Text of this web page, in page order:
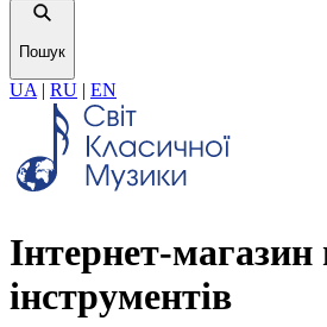
Пошук
UA | RU | EN
Інтернет-
інструментів